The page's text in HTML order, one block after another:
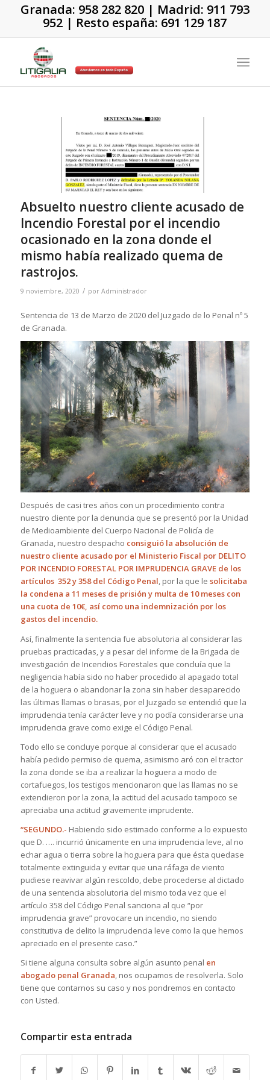
Granada: 958 282 820| Madrid: 911 793
952 | Resto españa: 691 129 187
Absuelto nuestro cliente acusado de
Incendio Forestal por el incendio
ocasionado en la zona donde el
mismo había realizado quema de
rastrojos.
9 noviembre, 2020 / por Administrador
Sentencia de 13 de Marzo de 2020 del Juzgado de lo Penal nº 5
de Granada.
Después de casi tres años con un procedimiento contra
nuestro cliente por la denuncia que se presentó por la Unidad
de Medioambiente del Cuerpo Nacional de Policía de
Granada, nuestro despacho consiguió la absolución de
nuestro cliente acusado por el Ministerio Fiscal por DELITO
POR INCENDIO FORESTAL POR IMPRUDENCIA GRAVE de los
artículos 352 y 358 del Código Penal, por la que le solicitaba
la condena a 11 meses de prisión y multa de 10 meses con
una cuota de 10€, así como una indemnización por los
gastos del incendio.
Así, finalmente la sentencia fue absolutoria al considerar las
pruebas practicadas, y a pesar del informe de la Brigada de
investigación de Incendios Forestales que concluía que la
negligencia había sido no haber procedido al apagado total
de la hoguera o abandonar la zona sin haber desaparecido
las últimas llamas o brasas, por el Juzgado se entendió que la
imprudencia tenía carácter leve y no podía considerarse una
imprudencia grave como exige el Código Penal.
Todo ello se concluye porque al considerar que el acusado
había pedido permiso de quema, asimismo aró con el tractor
la zona donde se iba a realizar la hoguera a modo de
cortafuegos, los testigos mencionaron que las llamas no se
extendieron por la zona, la actitud del acusado tampoco se
apreciaba una actitud gravemente imprudente.
“SEGUNDO.- Habiendo sido estimado conforme a lo expuesto
que D. …. incurrió únicamente en una imprudencia leve, al no
echar agua o tierra sobre la hoguera para que ésta quedase
totalmente extinguida y evitar que una ráfaga de viento
pudiese reavivar algún rescoldo, debe procederse al dictado
de una sentencia absolutoria del mismo toda vez que el
artículo 358 del Código Penal sanciona al que “por
imprudencia grave” provocare un incendio, no siendo
constitutiva de delito la imprudencia leve como la que hemos
apreciado en el presente caso.”
Si tiene alguna consulta sobre algún asunto penal en
abogado penal Granada, nos ocupamos de resolverla. Solo
tiene que contarnos su caso y nos pondremos en contacto
con Usted.
Compartir esta entrada